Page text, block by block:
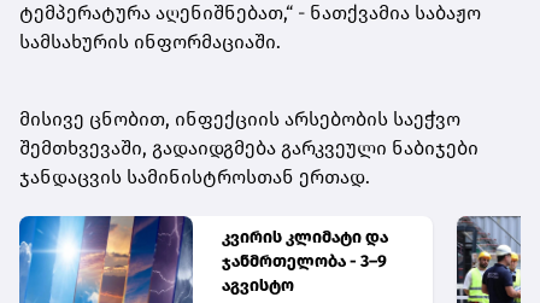
ტემპერატურა აღენიშნებათ,“ - ნათქვამია საბაჟო
სამსახურის ინფორმაციაში.
მისივე ცნობით, ინფექციის არსებობის საეჭვო
შემთხვევაში, გადაიდგმება გარკვეული ნაბიჯები
ჯანდაცვის სამინისტროსთან ერთად.
კვირის კლიმატი და
ჯანმრთელობა - 3–9
აგვისტო